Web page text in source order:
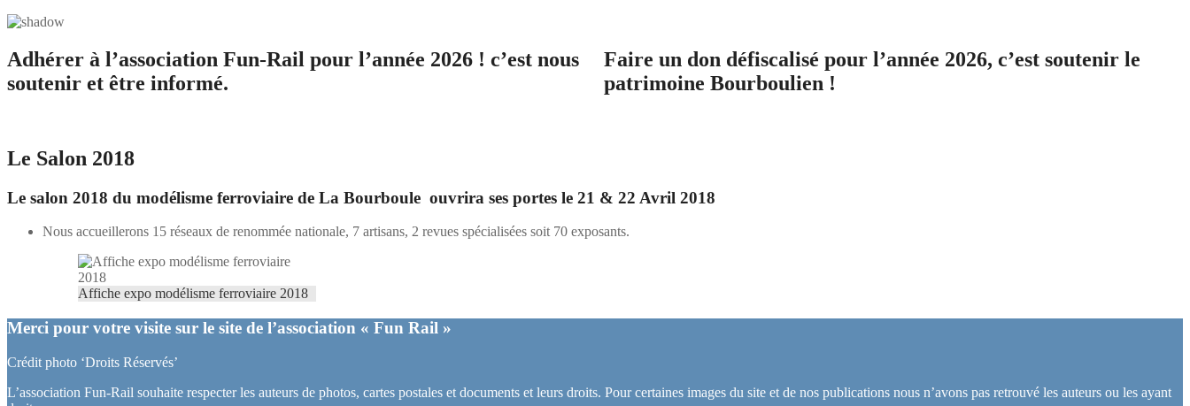
Adhérer à l’association Fun-Rail pour l’année 2026 ! c’est nous
soutenir et être informé.
Faire un don défiscalisé pour l’année 2026, c’est soutenir le
patrimoine Bourboulien !
Le Salon 2018
Le salon 2018 du modélisme ferroviaire de La Bourboule ouvrira ses portes le 21 & 22 Avril 2018
Nous accueillerons 15 réseaux de renommée nationale, 7 artisans, 2 revues spécialisées soit 70 exposants.
Affiche expo modélisme ferroviaire 2018
Merci pour votre visite sur le site de l’association « Fun Rail »
Crédit photo ‘Droits Réservés’
L’association Fun-Rail souhaite respecter les auteurs de photos, cartes postales et documents et leurs droits. Pour certaines images du site et de nos publications nous n’avons pas retrouvé les auteurs ou les ayant